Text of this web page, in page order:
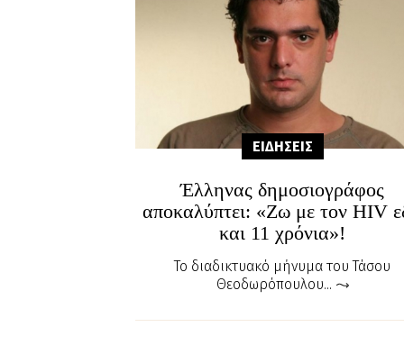
ΕΙΔΗΣΕΙΣ
Έλληνας δημοσιογράφος
αποκαλύπτει: «Ζω με τον HIV
και 11 χρόνια»!
Το διαδικτυακό μήνυμα του Τάσου
Θεοδωρόπουλου...